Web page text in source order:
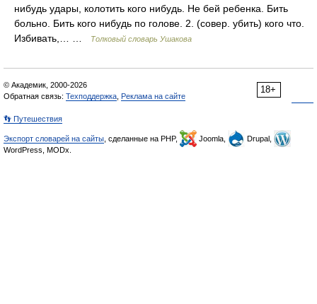
нибудь удары, колотить кого нибудь. Не бей ребенка. Бить
больно. Бить кого нибудь по голове. 2. (совер. убить) кого что.
Избивать,… …
Толковый словарь Ушакова
18+
© Академик, 2000-2026
Обратная связь: Техподдержка Реклама на сайте
👣 Путешествия
Экспорт словарей на сайты , сделанные на PHP, Joomla,
Drupal,
WordPress, MODx.